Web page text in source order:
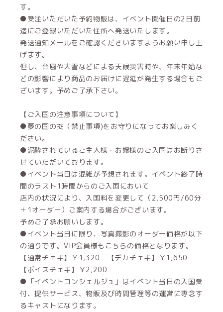
す。
●受注いただいた予約物販は、イベント開催日の2日前
迄にご登録いただいた住所へ発送いたします。
発送通知メールをご確認くださいますようお願い申し上
げます。
但し、台風や大雪などによる天候災害時や、年末年始な
どの影響により商品のお届けに遅延が発生する場合もご
ざいます。予めご了承下さい。
【ご入国の注意事項について】
●夢の国の掟（禁止事項)をお守りになってお楽しみく
ださい。
●泥酔されているご主人様・お嬢様のご入国はお断りさ
せていただいております。
●イベント当日は混雑が予想されます。イベント終了時
間のラスト1時間からのご入国において
店内の状況により、入国料を変更して（2,500円/60分
＋1オーダー）ご案内する場合がございます。
予めご了承お願いします。
●イベント当日に限り、写真撮影のオーダー価格が以下
の通りです。VIP会員様もこちらの価格となります。
【通常チェキ】￥1,320 【デカチェキ】￥1,650
【ボイスチェキ】￥2,200
●「イベントコンシェルジュ」はイベント当日の入国受
付、提供サービス、物販及び時間管理等の運営に専念す
るキャストになります。